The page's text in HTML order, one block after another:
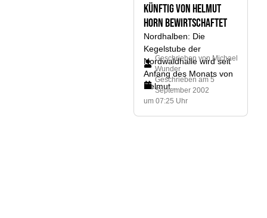
künftig von Helmut
Horn bewirtschaftet
Nordhalben: Die
Kegelstube der
Nordwaldhalle wird seit
Anfang des Monats von
Helmut...
Geschrieben vonMichael
Wunder
Geschrieben am 5
September 2002
um 07:25 Uhr